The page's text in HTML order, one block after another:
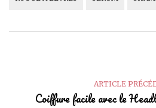
ARTICLE
Coiffure facile avec le